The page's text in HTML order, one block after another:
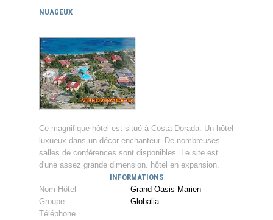
NUAGEUX
Ce magnifique hôtel est situé à Costa Dorada. Un hôtel
luxueux dans un décor enchanteur. De nombreuses
salles de conférences sont disponibles. Le site est
d'une assez grande dimension. hôtel en expansion.
INFORMATIONS
Nom Hôtel
Grand Oasis Marien
Groupe
Globalia
Téléphone